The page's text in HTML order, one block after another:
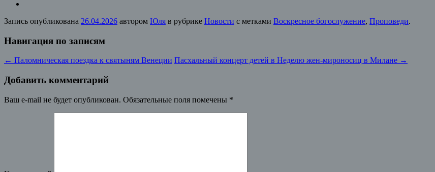
Запись опубликована 26.04.2026 автором Юля в рубрике Новости с метками Воскресное богослужение, Проповеди.
Навигация по записям
← Паломническая поездка к святыням Венеции Пасхальный концерт детей в Неделю жен-мироносиц в Милане →
Добавить комментарий
Ваш e-mail не будет опубликован. Обязательные поля помечены *